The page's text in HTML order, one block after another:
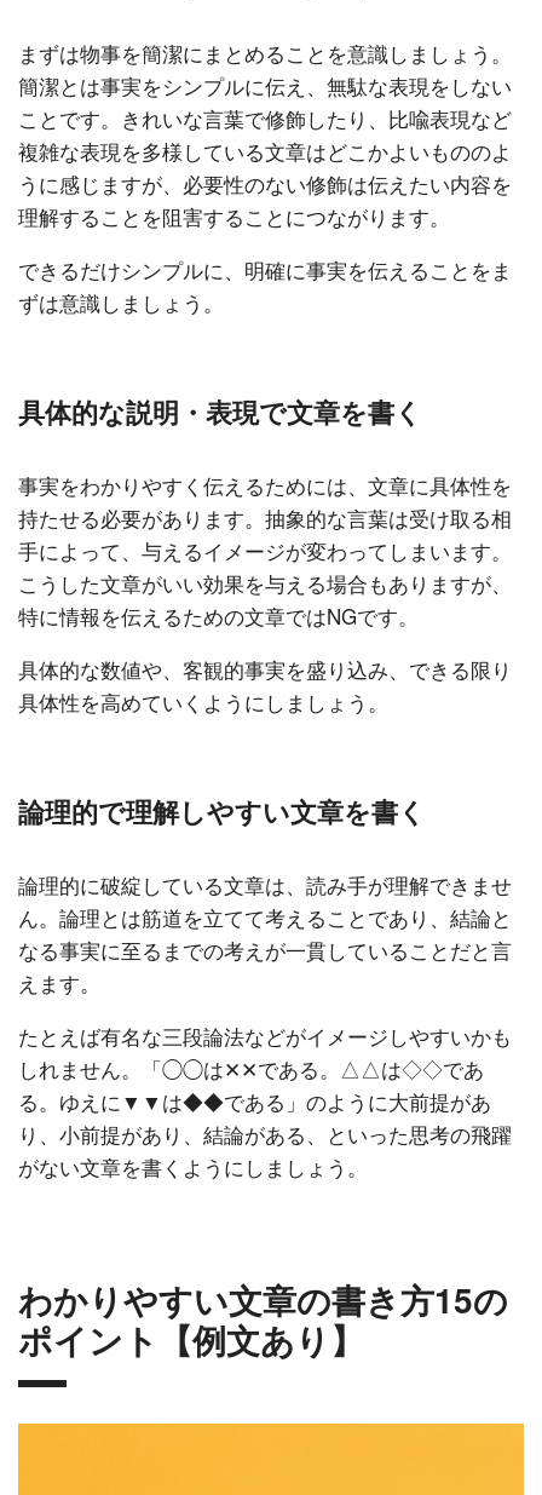
まずは物事を簡潔にまとめることを意識しましょう。
簡潔とは事実をシンプルに伝え、無駄な表現をしない
ことです。きれいな言葉で修飾したり、比喩表現など
複雑な表現を多様している文章はどこかよいもののよ
うに感じますが、必要性のない修飾は伝えたい内容を
理解することを阻害することにつながります。
できるだけシンプルに、明確に事実を伝えることをま
ずは意識しましょう。
具体的な説明・表現で文章を書く
事実をわかりやすく伝えるためには、文章に具体性を
持たせる必要があります。抽象的な言葉は受け取る相
手によって、与えるイメージが変わってしまいます。
こうした文章がいい効果を与える場合もありますが、
特に情報を伝えるための文章ではNGです。
具体的な数値や、客観的事実を盛り込み、できる限り
具体性を高めていくようにしましょう。
論理的で理解しやすい文章を書く
論理的に破綻している文章は、読み手が理解できませ
ん。論理とは筋道を立てて考えることであり、結論と
なる事実に至るまでの考えが一貫していることだと言
えます。
たとえば有名な三段論法などがイメージしやすいかも
しれません。「◯◯は✕✕である。△△は◇◇であ
る。ゆえに▼▼は◆◆である」のように大前提があ
り、小前提があり、結論がある、といった思考の飛躍
がない文章を書くようにしましょう。
わかりやすい文章の書き方15の
ポイント【例文あり】